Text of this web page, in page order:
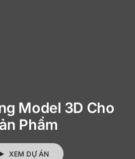
Model 3D Cho
Phẩm
XEM DỰ ÁN